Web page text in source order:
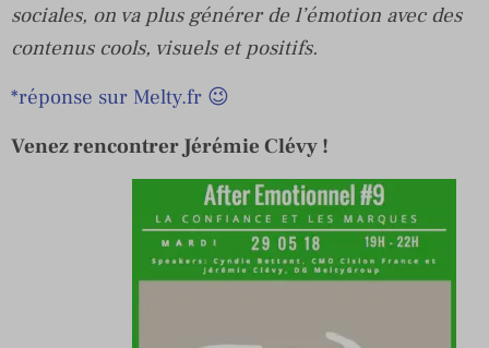
sociales, on va plus générer de l’émotion avec des
contenus cools, visuels et positifs.
*réponse sur Melty.fr 😉
Venez rencontrer Jérémie Clévy !